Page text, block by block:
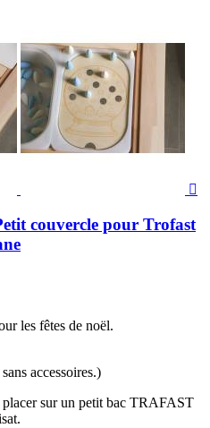

couvercle pour Trofast
les fêtes de noël.
accessoires.)
sur un petit bac TRAFAST